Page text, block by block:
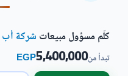
كلّم مسؤول مبيعات شركة أب
تبدأ من5,400,000
EGP